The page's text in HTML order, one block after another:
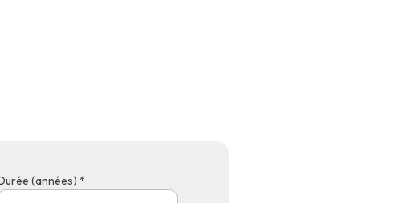
(années) *